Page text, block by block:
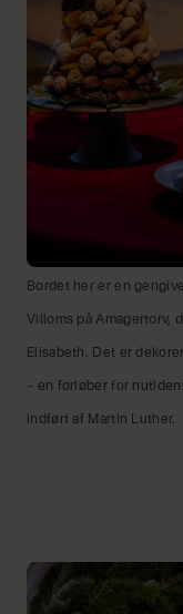
Bordet her er en
Villoms på Amagertorv,
Elisabeth. Det er
– en forløber for
indført af Martin Luther.